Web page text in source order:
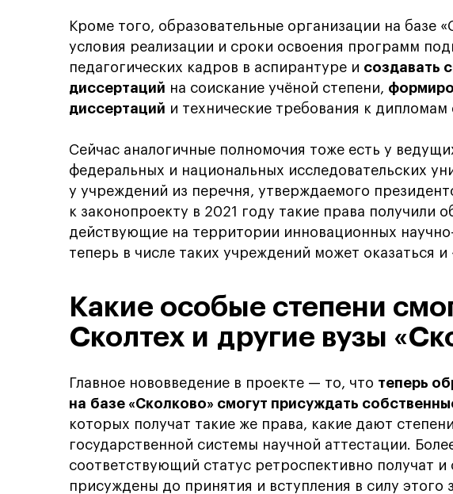
Кроме того, образовательные организации на базе
условия реализации и сроки освоения программ
педагогических кадров в аспирантуре и создавать
диссертаций на соискание учёной степени,
диссертаций и технические требования к дипломам
Сейчас аналогичные полномочия тоже есть у
федеральных и национальных исследовательских
у учреждений из перечня, утверждаемого
к законопроекту в 2021 году такие права получили
действующие на территории инновационных
теперь в числе таких учреждений может оказаться и
Какие особые степени
Сколтех и другие вузы
Главное нововведение в проекте — то, что теперь
на базе «Сколково» смогут присуждать
которых получат такие же права, какие дают
государственной системы научной аттестации.
соответствующий статус ретроспективно получат
присуждены до принятия и вступления в силу этого